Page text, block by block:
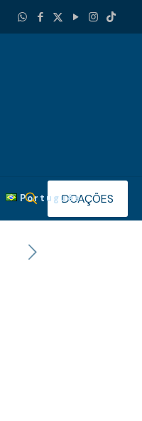
PortuguêsDOAÇÕES